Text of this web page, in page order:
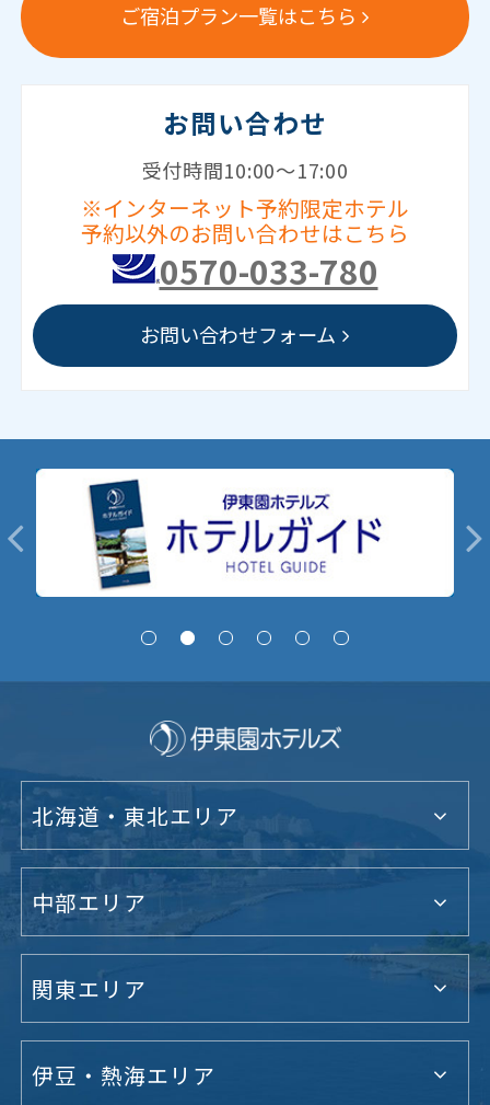
ご宿泊プラン一覧はこちら
お問い合わせ
受付時間10:00～17:00
※インターネット予約限定ホテル
予約以外のお問い合わせはこちら
0570-033-780
お問い合わせフォーム
北海道・東北エリア
中部エリア
関東エリア
伊豆・熱海エリア